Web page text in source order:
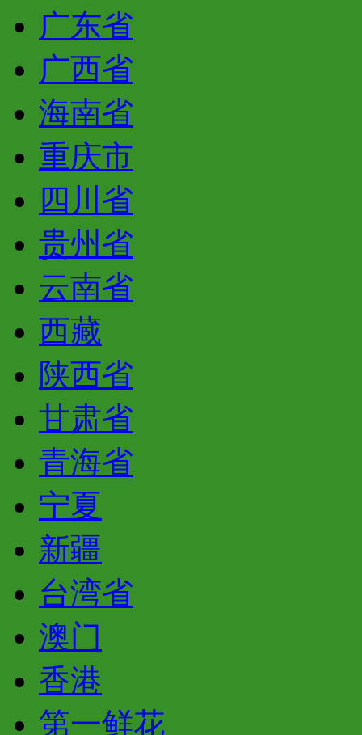
广东省
广西省
海南省
重庆市
四川省
贵州省
云南省
西藏
陕西省
甘肃省
青海省
宁夏
新疆
台湾省
澳门
香港
第一鲜花